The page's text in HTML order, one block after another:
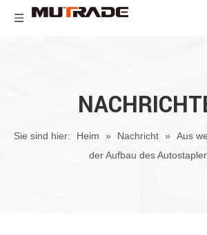
Sie sind hier: Heim » Nachricht »
Aus
der Aufbau des